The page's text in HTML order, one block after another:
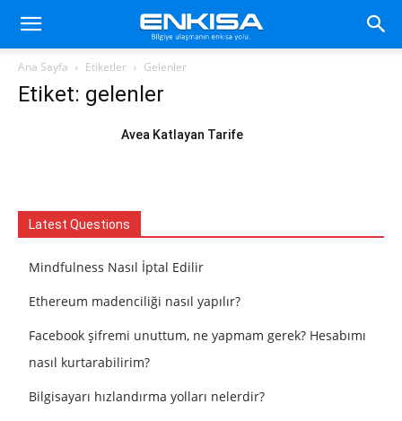
Ana Sayfa Etiketler Gelenler
Etiket: gelenler
Avea Katlayan Tarife
Latest Questions
Mindfulness Nasıl İptal Edilir
Ethereum madenciliği nasıl yapılır?
Facebook şifremi unuttum, ne yapmam gerek? Hesabımı
nasıl kurtarabilirim?
Bilgisayarı hızlandırma yolları nelerdir?